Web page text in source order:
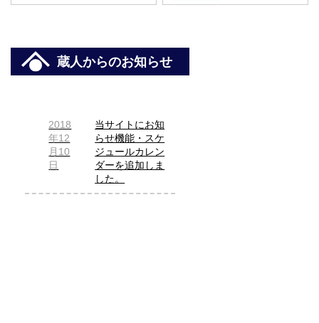
蔵人からのお知らせ
2018
年12
月10
日
当サイトにお知
らせ機能・スケ
ジュールカレン
ダーを追加しま
した。